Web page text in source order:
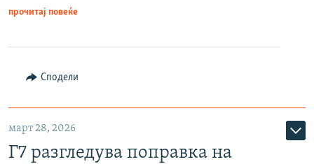
прочитај повеќе
Сподели
март 28, 2026
Г7 разгледува поправка на